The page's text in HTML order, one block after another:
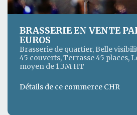
BRASSERIE EN VENTE
EUROS
Brasserie de quartier, Belle
45 couverts, Terrasse 45 places,
moyen de 1.3M HT
Détails de ce commerce CHR